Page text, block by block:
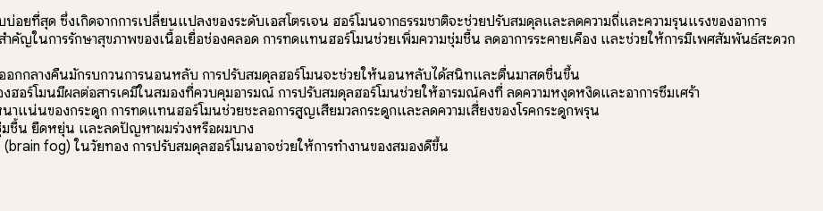
บ่อยที่สุด ซึ่งเกิดจากการเปลี่ยนแปลงของระดับเอสโตรเจน ฮอร์โมนจากธรรมชาติจะช่วยปรับสมดุลและลดความถี่และความรุนแรงของอาการ
ำคัญในการรักษาสุขภาพของเนื้อเยื่อช่องคลอด การทดแทนฮอร์โมนช่วยเพิ่มความชุ่มชื้น ลดอาการระคายเคือง และช่วยให้การมีเพศสัมพันธ์สะดวก
ออกกลางคืนมักรบกวนการนอนหลับ การปรับสมดุลฮอร์โมนจะช่วยให้นอนหลับได้สนิทและตื่นมาสดชื่นขึ้น
ฮอร์โมนมีผลต่อสารเคมีในสมองที่ควบคุมอารมณ์ การปรับสมดุลฮอร์โมนช่วยให้อารมณ์คงที่ ลดความหงุดหงิดและอาการซึมเศร้า
นาแน่นของกระดูก การทดแทนฮอร์โมนช่วยชะลอการสูญเสียมวลกระดูกและลดความเสี่ยงของโรคกระดูกพรุน
ชื้น ยืดหยุ่น และลดปัญหาผมร่วงหรือผมบาง
fog) ในวัยทอง การปรับสมดุลฮอร์โมนอาจช่วยให้การทำงานของสมองดีขึ้น